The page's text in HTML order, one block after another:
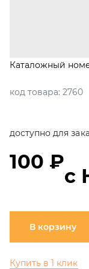
Каталожный
код товара: 2760
доступно для
100 ₽
с
В корзину
Купить в 1 клик